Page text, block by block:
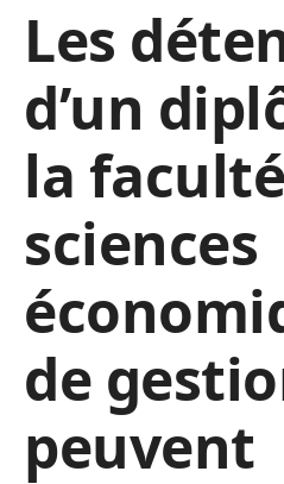
Les
d’un
la
sciences
de
peuvent